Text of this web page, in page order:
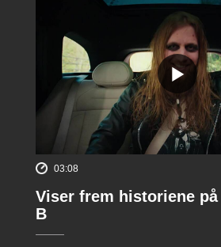
03:08
Viser frem historiene på
B